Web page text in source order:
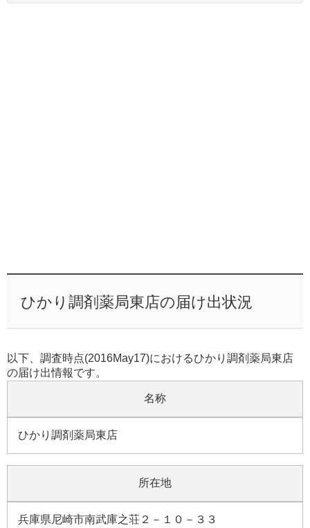
ひかり調剤薬局東店の届け出状況
以下、調査時点(2016May17)におけるひかり調剤薬局東店
の届け出情報です。
名称
ひかり調剤薬局東店
所在地
兵庫県尼崎市南武庫之荘２－１０－３３